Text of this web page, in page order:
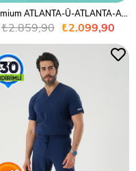
₺2.099,90
₺2.859,90
%27